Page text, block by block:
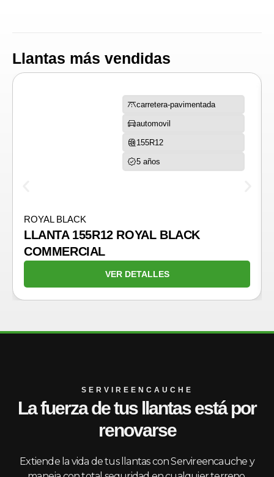
Llantas más vendidas
carretera-pavimentada
automovil
155R12
5 años
ROYAL BLACK
LLANTA 155R12 ROYAL BLACK
COMMERCIAL
VER DETALLES
SERVIREENCAUCHE
La fuerza de tus llantas está por
renovarse
Extiende la vida de tus llantas con Servireencauche y